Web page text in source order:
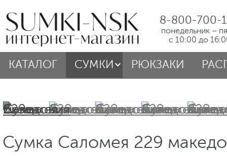
8-800-700-
понедельник –
с 10:00 до
КАТАЛОГ СУМКИ РЮКЗАКИ
Сумка Саломея 229